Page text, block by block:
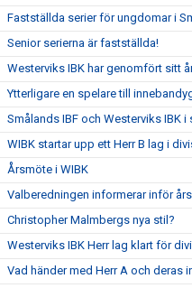
Fastställda serier för ungdomar i
Senior serierna är fastställda!
Westerviks IBK har genomfört sitt
Ytterligare en spelare till
Smålands IBF och Westerviks IBK i
WIBK startar upp ett Herr B lag i
Årsmöte i WIBK
Valberedningen informerar inför
Christopher Malmbergs nya stil?
Westerviks IBK Herr lag klart för
Vad händer med Herr A och deras